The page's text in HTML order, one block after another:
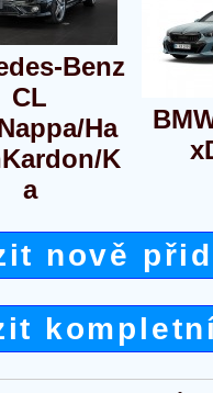
Benz
CL
Ha
K
a
nově